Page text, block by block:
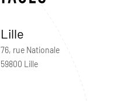
Lille
76, rue Nationale
59800 Lille